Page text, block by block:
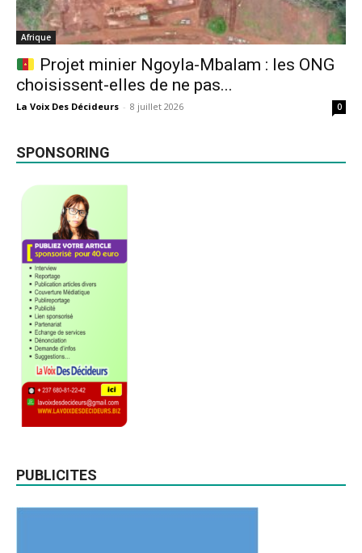
Afrique
Projet minier Ngoyla-Mbalam : les ONG
choisissent-elles de ne pas...
La Voix Des Décideurs - 8 juillet 2026 0
SPONSORING
PUBLICITES